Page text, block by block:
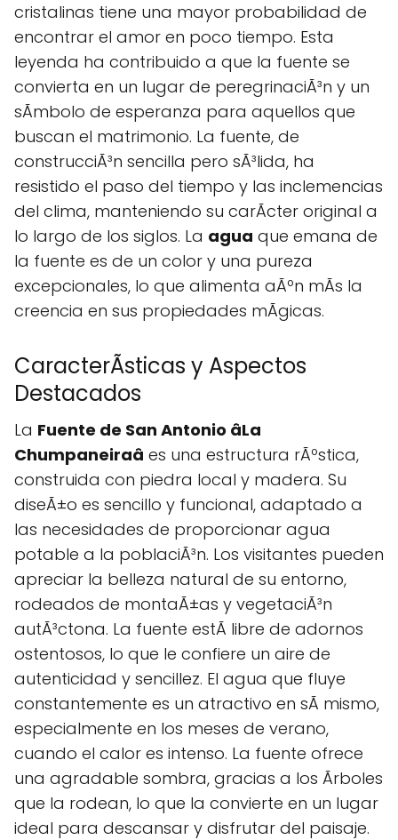
cristalinas tiene una mayor probabilidad de
encontrar el amor en poco tiempo. Esta
leyenda ha contribuido a que la fuente se
convierta en un lugar de peregrinaciÃ³n y un
sÃ­mbolo de esperanza para aquellos que
buscan el matrimonio. La fuente, de
construcciÃ³n sencilla pero sÃ³lida, ha
resistido el paso del tiempo y las inclemencias
del clima, manteniendo su carÃcter original a
lo largo de los siglos. La agua que emana de
la fuente es de un color y una pureza
excepcionales, lo que alimenta aÃºn mÃs la
creencia en sus propiedades mÃgicas.
CaracterÃ­sticas y Aspectos
Destacados
La Fuente de San Antonio âLa
Chumpaneiraâ es una estructura rÃºstica,
construida con piedra local y madera. Su
diseÃ±o es sencillo y funcional, adaptado a
las necesidades de proporcionar agua
potable a la poblaciÃ³n. Los visitantes pueden
apreciar la belleza natural de su entorno,
rodeados de montaÃ±as y vegetaciÃ³n
autÃ³ctona. La fuente estÃ libre de adornos
ostentosos, lo que le confiere un aire de
autenticidad y sencillez. El agua que fluye
constantemente es un atractivo en sÃ­ mismo,
especialmente en los meses de verano,
cuando el calor es intenso. La fuente ofrece
una agradable sombra, gracias a los Ãrboles
que la rodean, lo que la convierte en un lugar
ideal para descansar y disfrutar del paisaje.